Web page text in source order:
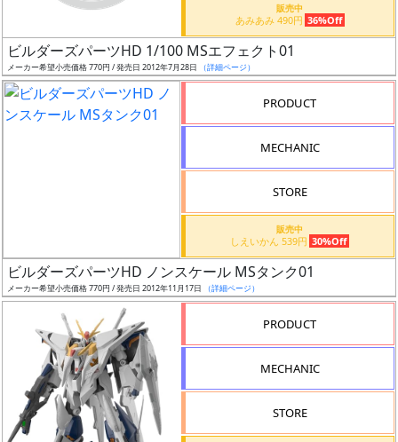
ギ
ャ
ラ
リ
ー
定
予
販売中
あみあみ 490円 36%Off
ビルダーズパーツHD 1/100 MSエフェクト01
メーカー希望小売価格 770円 / 発売日 2012年7月28日 （詳細ページ）
PRODUCT
MECHANIC
STORE
販売中
しえいかん 539円 30%Off
ビルダーズパーツHD ノンスケール MSタンク01
メーカー希望小売価格 770円 / 発売日 2012年11月17日 （詳細ページ）
PRODUCT
MECHANIC
STORE